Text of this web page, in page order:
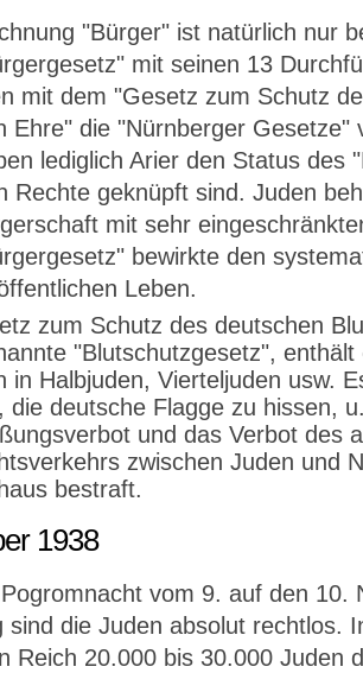
"Bürger" ist natürlich nur
mit seinen 13
mit dem "Gesetz zum Schutz
Ehre" die "Nürnberger Gesetze"
lediglich Arier den Status des
Rechte geknüpft sind. Juden
mit sehr
bewirkte den
Leben.
zum Schutz des deutschen
"Blutschutzgesetz",
in Halbjuden, Vierteljuden usw.
die deutsche Flagge zu hissen,
und das Verbot des
zwischen Juden und
bestraft.
1938
vom 9. auf den 10.
sind die Juden absolut rechtlos.
Reich 20.000 bis 30.000 Juden